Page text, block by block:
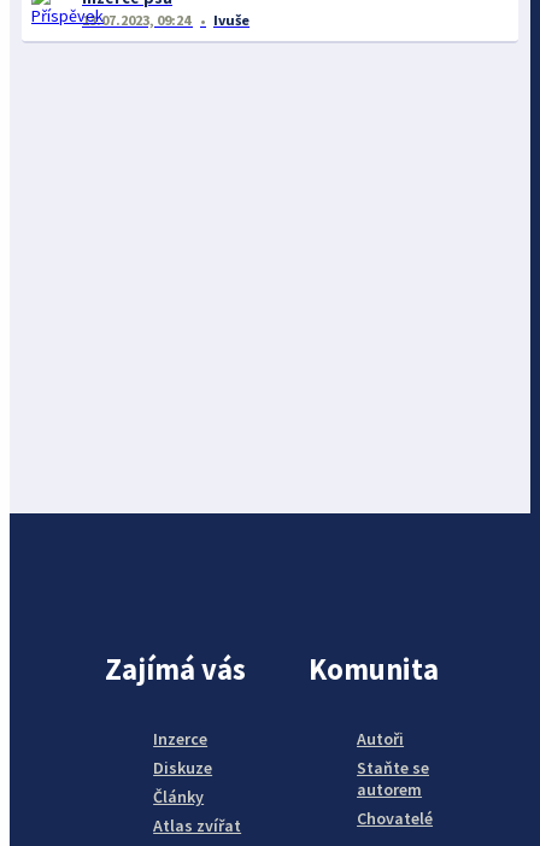
13.07.2023, 09:24 Ivuše
Zajímá vás
Inzerce
Diskuze
Články
Atlas zvířat
Komunita
Autoři
Staňte se
autorem
Chovatelé